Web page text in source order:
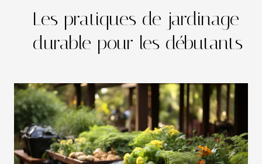
Les pratiques de jardinage
durable pour les débutants